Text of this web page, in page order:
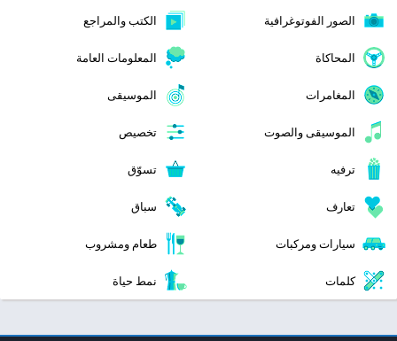
الصور الفوتوغرافية الكتب والمراجع
المحاكاة المعلومات العامة
المغامرات الموسيقى
الموسيقى والصوت تخصيص
ترفيه تسوّق
تعارف سباق
سيارات ومركبات طعام ومشروب
كلمات نمط حياة